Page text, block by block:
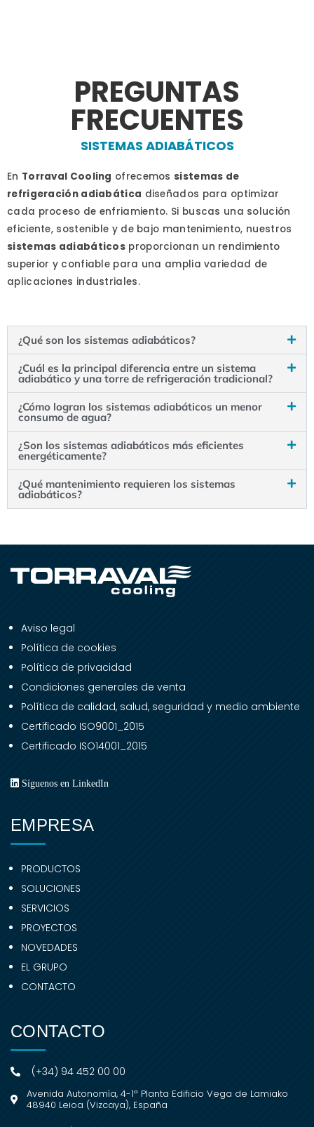
PREGUNTAS
FRECUENTES
SISTEMAS ADIABÁTICOS
En Torraval Cooling ofrecemossistemas de
refrigeración adiabática diseñados para optimizar
cada proceso de enfriamiento. Si buscas una solución
eficiente, sostenible y de bajo mantenimiento, nuestros
sistemas adiabáticos proporcionan un rendimiento
superior y confiable para una amplia variedad de
aplicaciones industriales.
¿Qué son los sistemas adiabáticos?
¿Cuál es la principal diferencia entre un sistema
adiabático y una torre de refrigeración tradicional?
¿Cómo logran los sistemas adiabáticos un menor
consumo de agua?
¿Son los sistemas adiabáticos más eficientes
energéticamente?
¿Qué mantenimiento requieren los sistemas
adiabáticos?
Aviso legal
Política de cookies
Política de privacidad
Condiciones generales de venta
Política de calidad, salud, seguridad y medio ambiente
Certificado ISO9001_2015
Certificado ISO14001_2015
Síguenos en LinkedIn
EMPRESA
PRODUCTOS
SOLUCIONES
SERVICIOS
PROYECTOS
NOVEDADES
EL GRUPO
CONTACTO
CONTACTO
(+34) 94 452 00 00
Avenida Autonomía, 4-1ª Planta Edificio Vega de Lamiako
48940 Leioa (Vizcaya), España